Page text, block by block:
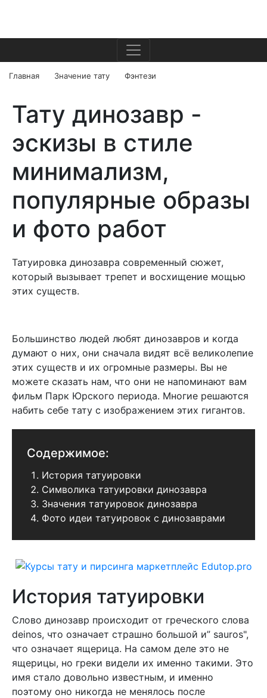
Главная Значение тату Фэнтези
Тату динозавр -
эскизы в стиле
минимализм,
популярные образы
и фото работ
Татуировка динозавра современный сюжет,
который вызывает трепет и восхищение мощью
этих существ.
Большинство людей любят динозавров и когда
думают о них, они сначала видят всё великолепие
этих существ и их огромные размеры. Вы не
можете сказать нам, что они не напоминают вам
фильм Парк Юрского периода. Многие решаются
набить себе тату с изображением этих гигантов.
Содержимое:
История татуировки
Символика татуировки динозавра
Значения татуировок динозавра
Фото идеи татуировок с динозаврами
История татуировки
Слово динозавр происходит от греческого слова
deinos, что означает страшно большой и” sauros",
что означает ящерица. На самом деле это не
ящерицы, но греки видели их именно такими. Это
имя стало довольно известным, и именно
поэтому оно никогда не менялось после